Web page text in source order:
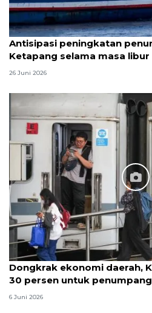
Antisipasi peningkatan
Ketapang selama masa
26 Juni 2026
Dongkrak ekonomi daerah,
30 persen untuk
6 Juni 2026